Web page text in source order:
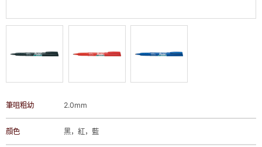
筆咀粗幼 2.0mm
顔色 黑，紅，藍